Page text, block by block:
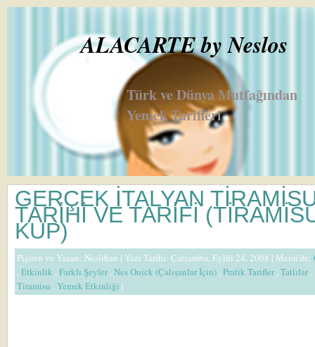
ALACARTE by Neslos
Türk ve Dünya Mutfağından
Yemek Tarifleri
GERÇEK İTALYAN
TARİHİ VE TARİFİ
KUP)
Pişiren ve Yazan: Neslihan | Yazı Tarihi: Çarşamba, Eylül 24, 2008 | Menü'de:
,Etkinlik ,Farklı Şeyler,Nes Ouick (Çalışanlar İçin) ,Pratik Tarifler,Tatlılar,
Tiramisu ,Yemek Etkinliği |